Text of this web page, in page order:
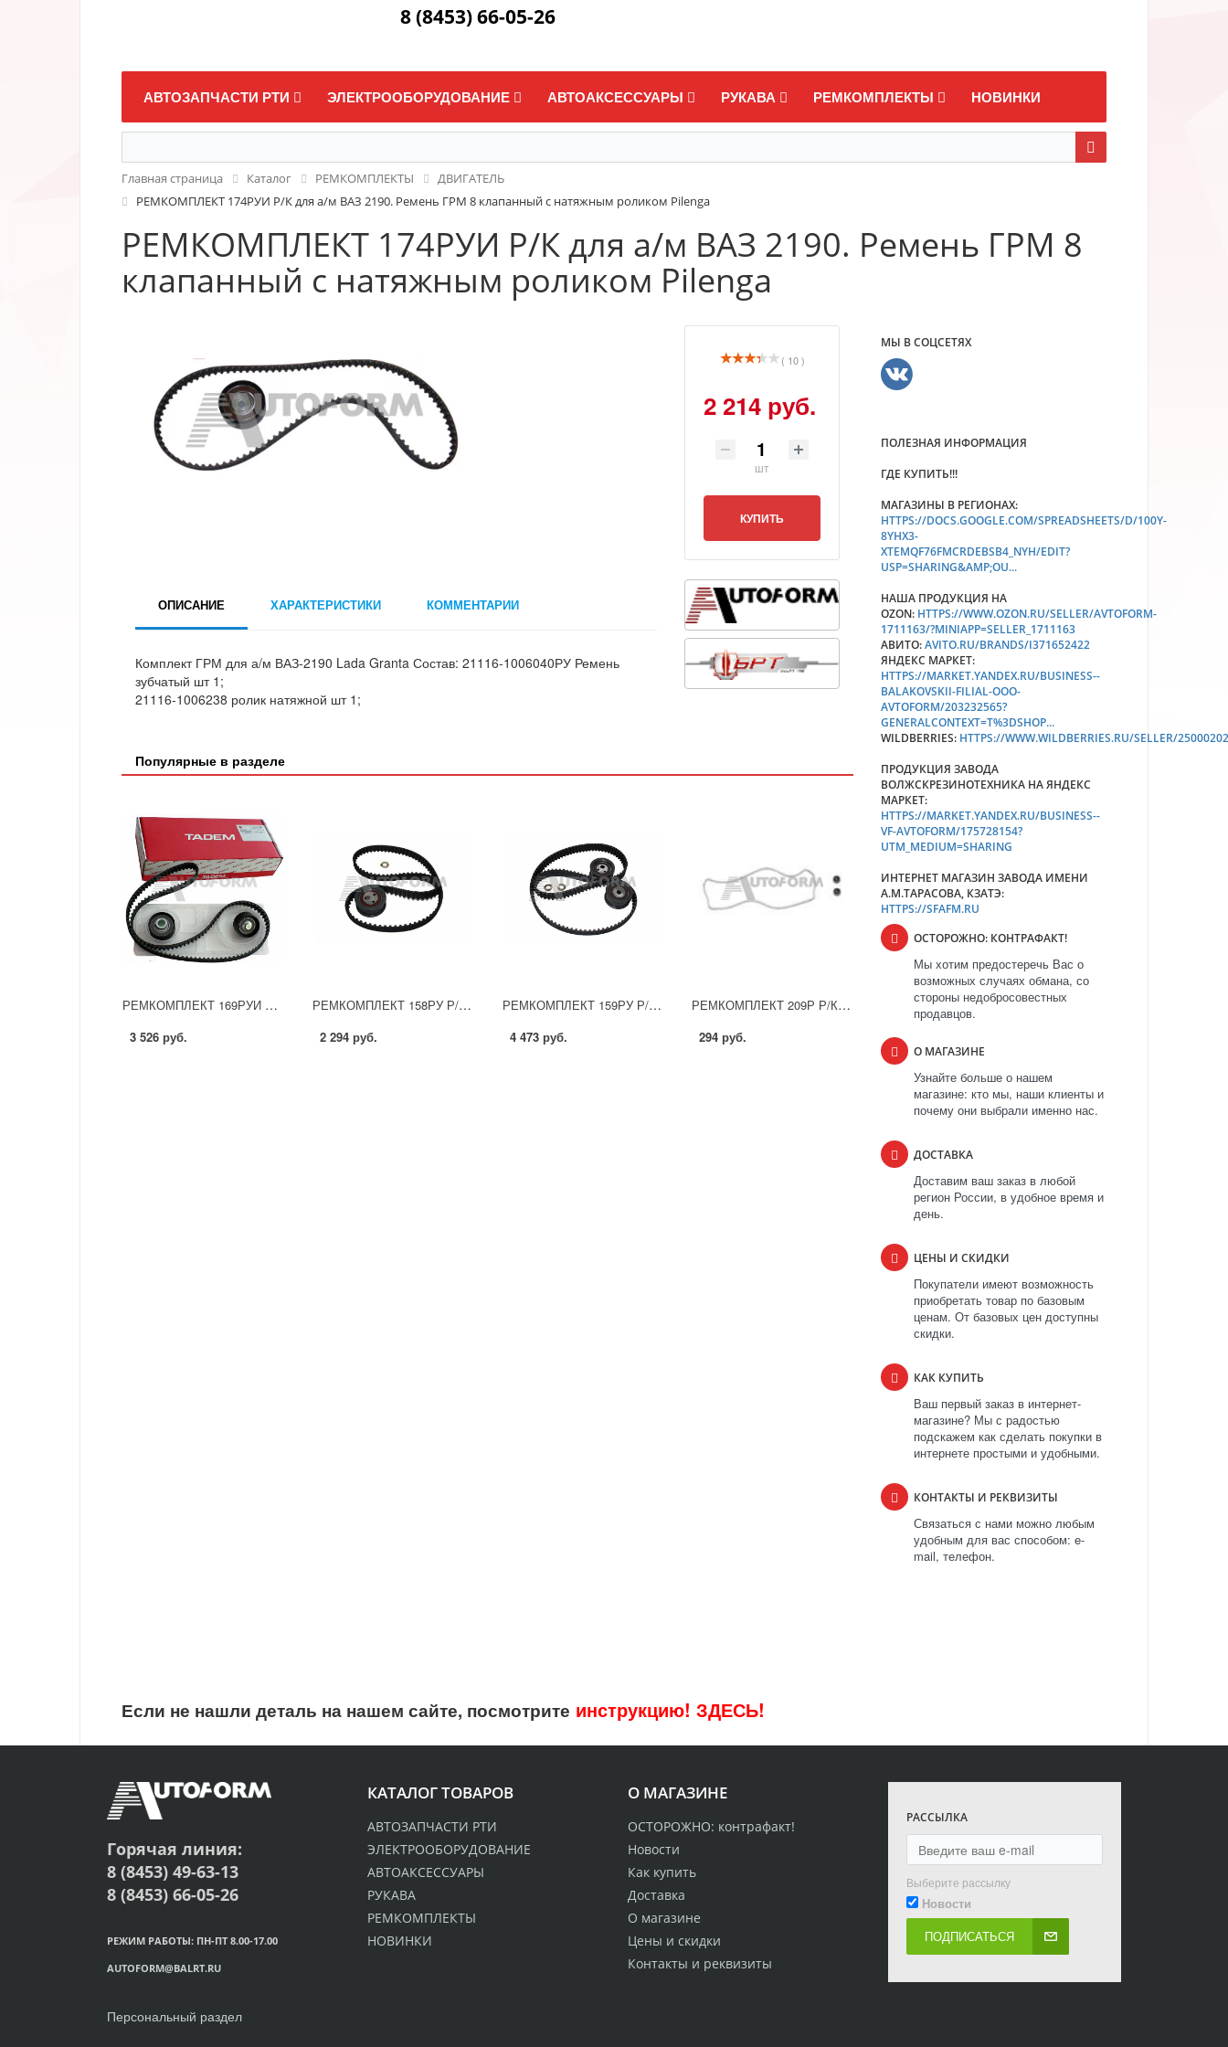
8 (8453) 66-05-26
АВТОЗАПЧАСТИ РТИ ЭЛЕКТРООБОРУДОВАНИЕ АВТОАКСЕССУАРЫ РУКАВА РЕМКОМПЛЕКТЫ НОВИНКИ
Главная страница Каталог РЕМКОМПЛЕКТЫ
ДВИГАТЕЛЬ
РЕМКОМПЛЕКТ 174РУИ Р/К для а/м ВАЗ 2190. Ремень ГРМ 8 клапанный с натяжным роликом Pilenga
РЕМКОМПЛЕКТ 174РУИ Р/К для а/м ВАЗ 2190. Ремень ГРМ 8
клапанный с натяжным роликом Pilenga
( 10 )
2 214 руб.
шт
КУПИТЬ
ОПИСАНИЕ ХАРАКТЕРИСТИКИ КОММЕНТАРИИ
Комплект ГРМ для а/м ВАЗ-2190 Lada Granta Состав: 21116-1006040РУ Ремень
зубчатый шт 1;
21116-1006238 ролик натяжной шт 1;
Популярные в разделе
РЕМКОМПЛЕКТ 169РУИ Р/К для а/м ВАЗ 2170. Ремень ГРМ 16 клапанный с натяжным роликом Pilenga
3 526 руб.
РЕМКОМПЛЕКТ 158РУ Р/К для а/м ВАЗ 2108-2110, 1118. Ремень ГРМ 8 клапанный с натяжным роликом г.Вологда
2 294 руб.
РЕМКОМПЛЕКТ 159РУ Р/К для а/м ВАЗ 2110-2112, 2170. Ремень ГРМ 16 клапанный с натяжным роликом г.Вологда
4 473 руб.
РЕМКОМПЛЕКТ 209Р Р/К для а/м ВАЗ 2108-2110. Прокладки клапанной крышки
294 руб.
МЫ В СОЦСЕТЯХ
ПОЛЕЗНАЯ ИНФОРМАЦИЯ
ГДЕ КУПИТЬ!!!
МАГАЗИНЫ В РЕГИОНАХ:
HTTPS://DOCS.GOOGLE.COM/SPREADSHEETS/D/100Y-
8YHX3-
XTEMQF76FMCRDEBSB4_NYH/EDIT?
USP=SHARING&AMP;OU...
НАША ПРОДУКЦИЯ НА
OZON: HTTPS://WWW.OZON.RU/SELLER/AVTOFORM-
1711163/?MINIAPP=SELLER_1711163
АВИТО:AVITO.RU/BRANDS/I371652422
ЯНДЕКС МАРКЕТ:
HTTPS://MARKET.YANDEX.RU/BUSINESS--
BALAKOVSKII-FILIAL-OOO-
AVTOFORM/203232565?
GENERALCONTEXT=T%3DSHOP...
WILDBERRIES: HTTPS://WWW.WILDBERRIES.RU/SELLER/
ПРОДУКЦИЯ ЗАВОДА
ВОЛЖСКРЕЗИНОТЕХНИКА НА ЯНДЕКС
МАРКЕТ:
HTTPS://MARKET.YANDEX.RU/BUSINESS--
VF-AVTOFORM/175728154?
UTM_MEDIUM=SHARING
ИНТЕРНЕТ МАГАЗИН ЗАВОДА ИМЕНИ
А.М.ТАРАСОВА, КЗАТЭ:
HTTPS://SFAFM.RU
ОСТОРОЖНО: КОНТРАФАКТ!
Мы хотим предостеречь Вас о
возможных случаях обмана, со
стороны недобросовестных
продавцов.
О МАГАЗИНЕ
Узнайте больше о нашем
магазине: кто мы, наши клиенты и
почему они выбрали именно нас.
ДОСТАВКА
Доставим ваш заказ в любой
регион России, в удобное время и
день.
ЦЕНЫ И СКИДКИ
Покупатели имеют возможность
приобретать товар по базовым
ценам. От базовых цен доступны
скидки.
КАК КУПИТЬ
Ваш первый заказ в интернет-
магазине? Мы с радостью
подскажем как сделать покупки в
интернете простыми и удобными.
КОНТАКТЫ И РЕКВИЗИТЫ
Связаться с нами можно любым
удобным для вас способом: e-
mail, телефон.
Если не нашли деталь на нашем сайте, посмотрите инструкцию! ЗДЕСЬ!
О МАГАЗИНЕ
ОСТОРОЖНО: контрафакт!
Новости
Как купить
Доставка
О магазине
Цены и скидки
Контакты и реквизиты
КАТАЛОГ ТОВАРОВ
АВТОЗАПЧАСТИ РТИ
ЭЛЕКТРООБОРУДОВАНИЕ
АВТОАКСЕССУАРЫ
РУКАВА
РЕМКОМПЛЕКТЫ
НОВИНКИ
РАССЫЛКА
Выберите рассылку
Новости
ПОДПИСАТЬСЯ
Горячая линия:
8 (8453) 49-63-13
8 (8453) 66-05-26
РЕЖИМ РАБОТЫ: ПН-ПТ 8.00-17.00
AUTOFORM@BALRT.RU
Персональный раздел